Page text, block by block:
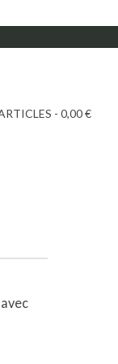
- 0,00 €